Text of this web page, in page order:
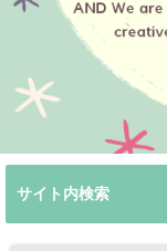
サイト内検索